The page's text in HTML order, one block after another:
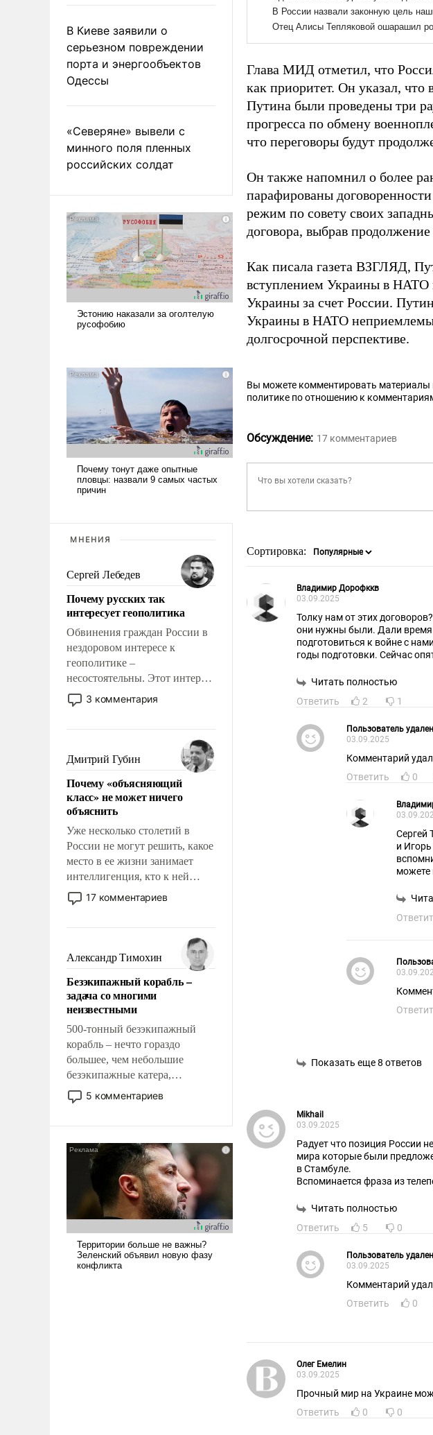
В Киеве заявили о
серьезном повреждении
порта и энергообъектов
Одессы
«Северяне» вывели с
минного поля пленных
российских солдат
МНЕНИЯ
Сергей Лебедев
Почему русских так
интересует геополитика
Обвинения граждан России в
нездоровом интересе к
геополитике –
несостоятельны. Этот интерес
рационален и прагматичен. Он
обусловлен тысячелетним
фундаментальным знанием,
что мировая политика имеет
свойство заявляться на порог
нашего дома.
3 комментария
Дмитрий Губин
Почему «объясняющий
класс» не может ничего
объяснить
Уже несколько столетий в
России не могут решить, какое
место в ее жизни занимает
интеллигенция, кто к ней
принадлежит, а кого из нее
исключили с правом
чем она отличается от просто
образованных людей. Иногда
казалось, что эти вопросы
решены раз и навсегда, но –
нет, не решены.
17 комментариев
Александр Тимохин
Безэкипажный корабль –
задача со многими
неизвестными
500-тонный безэкипажный
корабль – нечто гораздо
большее, чем небольшие
безэкипажные катера,
применение которых уже
стало обыденностью. Задача по
и ее реализация радикально
поднимет наши боевые
возможности.
5 комментариев
Глава МИД отметил, что
как приоритет. Он указал,
Путина были проведены три
прогресса по обмену
что переговоры будут
Он также напомнил о более
парафированы
режим по совету своих
договора, выбрав
Как писала газета ВЗГЛЯД,
вступлением Украины в НАТО
Украины за счет России.
Украины в НАТО
долгосрочной перспективе.
Вы можете комментировать
политике по отношению к
Обсуждение: 17 комментариев
Сортировка:
Владимир Дорофккв
03.09.2025
Толку нам от этих
они нужны были. Дали время
подготовиться к войне с
годы подготовки. Сейчас
Читать полностью
Ответить
2 1
Пользователь удален
03.09.2025
Комментарий
Ответить
0
Сергей
и
можете
Показать еще 8 ответов
Mikhail
03.09.2025
Радует что позиция России
мира которые были
в Стамбуле.
Вспоминается фраза из
несколько областей
Читать полностью
Ответить
5 0
Пользователь удален
03.09.2025
Комментарий
Ответить
0
Олег Емелин
03.09.2025
Прочный мир на Украине
Ответить
0 0